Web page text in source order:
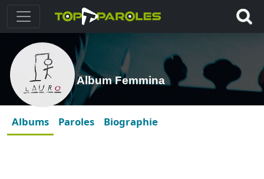
Album Femmina
Albums Paroles Biographie